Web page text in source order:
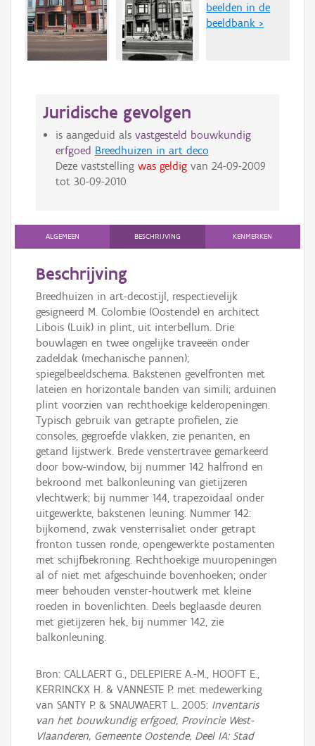
beelden in de
beeldbank >
Juridische gevolgen
is aangeduid als vastgesteld bouwkundig
erfgoed Breedhuizen in art deco
Deze vaststelling was geldigvan 24-09-2009
tot 30-09-2010
ALGEMEEN BESCHRIJVING KENMERKEN
Beschrijving
Breedhuizen in art-decostijl, respectievelijk
gesigneerd M. Colombie (Oostende) en architect
Libois (Luik) in plint, uit interbellum. Drie
bouwlagen en twee ongelijke traveeën onder
zadeldak (mechanische pannen);
spiegelbeeldschema. Bakstenen gevelfronten met
lateien en horizontale banden van simili; arduinen
plint voorzien van rechthoekige kelderopeningen.
Typisch gebruik van getrapte profielen, zie
consoles, gegroefde vlakken, zie penanten, en
getand lijstwerk. Brede venstertravee gemarkeerd
door bow-window, bij nummer 142 halfrond en
bekroond met balkonleuning van gietijzeren
vlechtwerk; bij nummer 144, trapezoïdaal onder
uitgewerkte, bakstenen leuning. Nummer 142:
bijkomend, zwak vensterrisaliet onder getrapt
fronton tussen ronde, opengewerkte postamenten
met schijfbekroning. Rechthoekige muuropeningen
al of niet met afgeschuinde bovenhoeken; onder
meer behouden venster-houtwerk met kleine
roeden in bovenlichten. Deels beglaasde deuren
met gietijzeren hek, bij nummer 142, zie
balkonleuning.
Bron: CALLAERT G., DELEPIERE A.-M., HOOFT E.,
KERRINCKX H. & VANNESTE P. met medewerking
van SANTY P. & SNAUWAERT L. 2005: Inventaris
van het bouwkundig erfgoed, Provincie West-
Vlaanderen, Gemeente Oostende, Deel IA: Stad